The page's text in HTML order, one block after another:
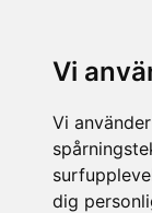
Vi
Vi
dig